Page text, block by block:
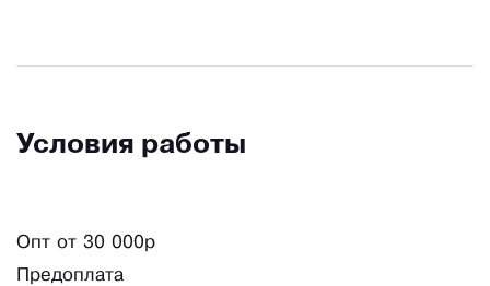
Условия работы
Опт от 30 000р
Предоплата